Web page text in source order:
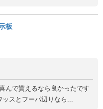
板
んで貰えるなら良かったです
スとフーパ辺りなら...